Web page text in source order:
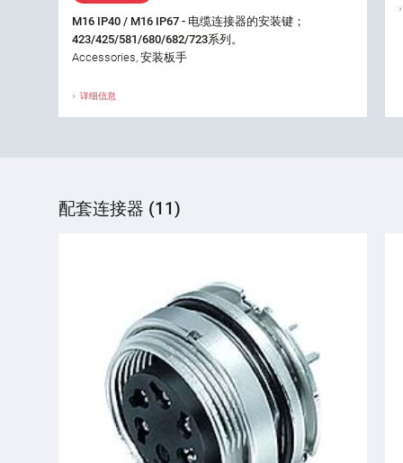
M16 IP40 / M16 IP67 - 电缆连接器的安装键；
423/425/581/680/682/723系列。
Accessories, 安装板手
详细信息
配套连接器 (11)